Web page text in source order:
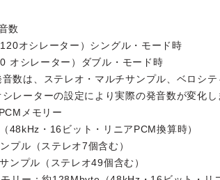
数
オシレーター）シングル・モード時
オシレーター）ダブル・モード時
数は、ステレオ・マルチサンプル、ベロシテ
レーターの設定により実際の発音数が変化し
メモリー
48kHz・16ビット・リニアPCM換算時）
プル（ステレオ7個含む）
ンプル（ステレオ49個含む）